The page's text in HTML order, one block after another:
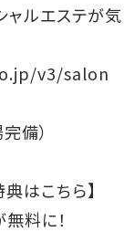
ャルエステが
v3/salon
備）
はこちら】
料に！